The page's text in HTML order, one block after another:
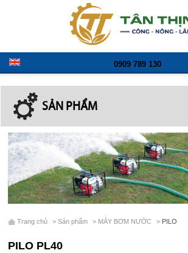
0909 789 130
SẢN PHẨM
Trang chủ >Sản phẩm > MÁY BƠM NƯỚC > PILO
PILO PL40